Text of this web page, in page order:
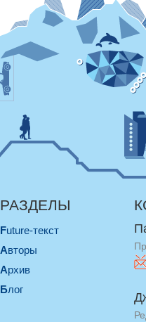
РАЗДЕЛЫ
Future-текст
Авторы
Архив
Блог